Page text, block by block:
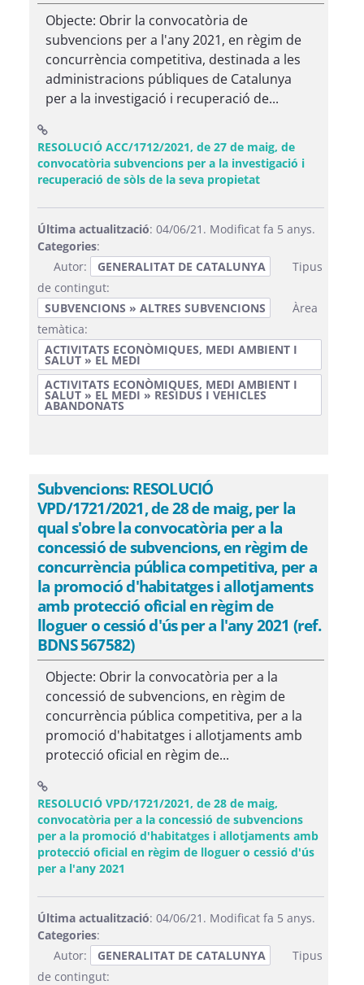
Objecte: Obrir la convocatòria de
subvencions per a l'any 2021, en règim de
concurrència competitiva, destinada a les
administracions públiques de Catalunya
per a la investigació i recuperació de...
RESOLUCIÓ ACC/1712/2021, de 27 de maig, de
convocatòria subvencions per a la investigació i
recuperació de sòls de la seva propietat(Obre una
Última actualització: 04/06/21. Modificat fa 5 anys.
Categories:
Autor:
GENERALITAT DE CATALUNYA
Tipus
de contingut:
SUBVENCIONS » ALTRES SUBVENCIONS
Àrea
temàtica:
ACTIVITATS ECONÒMIQUES, MEDI AMBIENT I
SALUT » EL MEDI
ACTIVITATS ECONÒMIQUES, MEDI AMBIENT I
SALUT » EL MEDI » RESIDUS I VEHICLES
ABANDONATS
Subvencions: RESOLUCIÓ
VPD/1721/2021, de 28 de maig, per la
qual s'obre la convocatòria per a la
concessió de subvencions, en règim de
concurrència pública competitiva, per a
la promoció d'habitatges i allotjaments
amb protecció oficial en règim de
lloguer o cessió d'ús per a l'any 2021 (ref.
BDNS 567582)
Objecte: Obrir la convocatòria per a la
concessió de subvencions, en règim de
concurrència pública competitiva, per a la
promoció d'habitatges i allotjaments amb
protecció oficial en règim de...
RESOLUCIÓ VPD/1721/2021, de 28 de maig,
convocatòria per a la concessió de subvencions
per a la promoció d'habitatges i allotjaments amb
protecció oficial en règim de lloguer o cessió d'ús
per a l'any 2021
Última actualització: 04/06/21. Modificat fa 5 anys.
Categories:
Autor:
GENERALITAT DE CATALUNYA
Tipus
de contingut: